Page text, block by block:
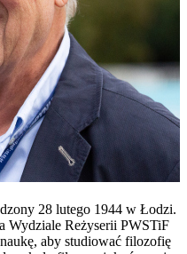
28 lutego 1944 w Łodzi.
Wydziale Reżyserii PWSTiF
aby studiować filozofię